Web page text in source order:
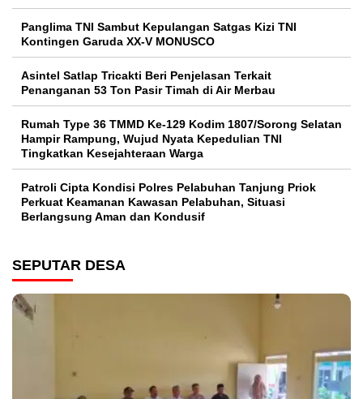
Panglima TNI Sambut Kepulangan Satgas Kizi TNI
Kontingen Garuda XX-V MONUSCO
Asintel Satlap Tricakti Beri Penjelasan Terkait
Penanganan 53 Ton Pasir Timah di Air Merbau
Rumah Type 36 TMMD Ke-129 Kodim 1807/Sorong Selatan
Hampir Rampung, Wujud Nyata Kepedulian TNI
Tingkatkan Kesejahteraan Warga
Patroli Cipta Kondisi Polres Pelabuhan Tanjung Priok
Perkuat Keamanan Kawasan Pelabuhan, Situasi
Berlangsung Aman dan Kondusif
SEPUTAR DESA